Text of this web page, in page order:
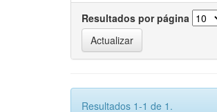
Resultados por página
Resultados 1-1 de 1.